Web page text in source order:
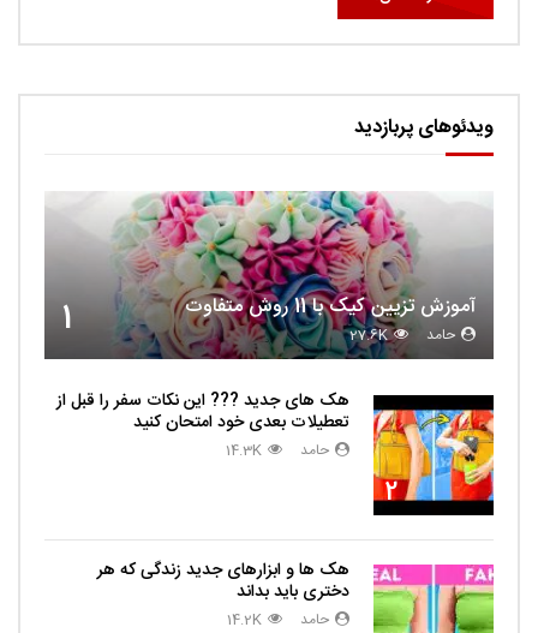
ویدئوهای پربازدید
1 آموزش تزیین کیک با 11 روش متفاوت
حامد 27.6K
2
هک های جدید ??️? این نکات سفر را قبل از
تعطیلات بعدی خود امتحان کنید
حامد 14.3K
هک ها و ابزارهای جدید زندگی که هر
دختری باید بداند
حامد 14.2K